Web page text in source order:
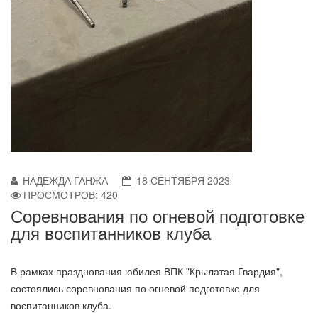
НАДЕЖДА ГАНЖА
18 СЕНТЯБРЯ 2023
ПРОСМОТРОВ: 420
Соревнования по огневой подготовке
для воспитанников клуба
В рамках празднования юбилея ВПК "Крылатая Гвардия",
состоялись соревнования по огневой подготовке для
воспитанников клуба.